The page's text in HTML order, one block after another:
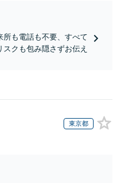
所も電話も不要、すべて
クも包み隠さずお伝え
東京都